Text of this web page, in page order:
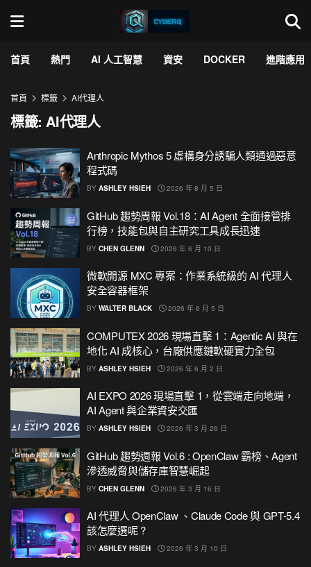
首頁 熱門 AI 人工智慧 資安 DOCKER 進階應用
首頁 標籤 AI代理人
標籤:AI代理人
Anthropic Mythos 5 虛構身分誘騙人類通過惡意
程式碼
BY ASHLEY HSIEH 2026 年 8 月 5 日
GitHub 趨勢周報 Vol.18：AI Agent 全面接管排
行榜，技能包與自主研究工具成長迅速
BY CHEN GLENN 2026 年 6 月 10 日
微軟開源 MXC 專案：作業系統級的 AI 代理人
安全容器框架
BY WALTER BLACK 2026 年 6 月 5 日
COMPUTEX 2026 現場直擊 1：Agentic AI 與在
地化 AI 成核心，台廠供應鏈軟硬實力全包
BY ASHLEY HSIEH 2026 年 6 月 2 日
AI EXPO 2026 現場直擊 1，從雲端走向地端，
AI Agent 與企業資安交匯
BY ASHLEY HSIEH 2026 年 3 月 26 日
GitHub 趨勢週報 Vol.6 : OpenClaw 霸榜、Agent
滲透威脅與儲存庫智慧崛起
BY CHEN GLENN 2026 年 3 月 16 日
AI 代理人 OpenClaw 、Claude Code 與 GPT-5.4
該怎麼選呢 ?
BY ASHLEY HSIEH 2026 年 3 月 10 日